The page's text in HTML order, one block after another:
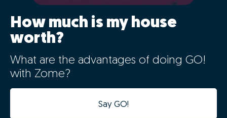
How much is my house
worth?
What are the advantages of doing GO!
with Zome?
Say GO!